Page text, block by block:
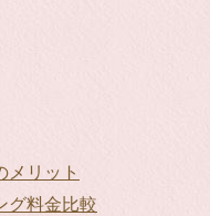
メリット
グ料金比較